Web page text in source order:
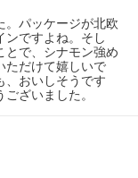
。パッケージが北欧
ンですよね。そし
とで、シナモン強め
ただけて嬉しいで
、おいしそうです
ざいました。